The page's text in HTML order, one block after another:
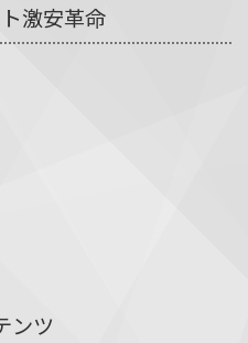
激安革命
ンツ